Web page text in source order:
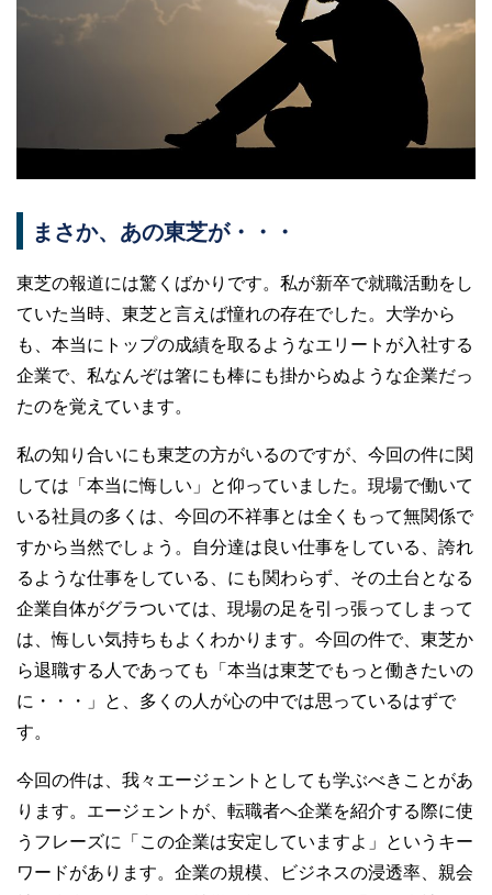
まさか、あの東芝が・・・
東芝の報道には驚くばかりです。私が新卒で就職活動をし
ていた当時、東芝と言えば憧れの存在でした。大学から
も、本当にトップの成績を取るようなエリートが入社する
企業で、私なんぞは箸にも棒にも掛からぬような企業だっ
たのを覚えています。
私の知り合いにも東芝の方がいるのですが、今回の件に関
しては「本当に悔しい」と仰っていました。現場で働いて
いる社員の多くは、今回の不祥事とは全くもって無関係で
すから当然でしょう。自分達は良い仕事をしている、誇れ
るような仕事をしている、にも関わらず、その土台となる
企業自体がグラついては、現場の足を引っ張ってしまって
は、悔しい気持ちもよくわかります。今回の件で、東芝か
ら退職する人であっても「本当は東芝でもっと働きたいの
に・・・」と、多くの人が心の中では思っているはずで
す。
今回の件は、我々エージェントとしても学ぶべきことがあ
ります。エージェントが、転職者へ企業を紹介する際に使
うフレーズに「この企業は安定していますよ」というキー
ワードがあります。企業の規模、ビジネスの浸透率、親会